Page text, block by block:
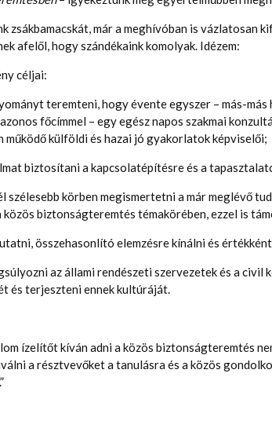
zsákbamacskát, már a meghívóban is vázlatosan
afelől, hogy szándékaink komolyak. Idézem:
céljai:
teremteni, hogy évente egyszer – más-más
főcímmel – egy egész napos szakmai
működő külföldi és hazai jó gyakorlatok képviselői;
biztosítani a kapcsolatépítésre és a
szélesebb körben megismertetni a már meglévő
közös biztonságteremtés témakörében, ezzel is
összehasonlító elemzésre kínálni és
az állami rendészeti szervezetek és a civil
és terjeszteni ennek kultúráját.
ízelítőt kíván adni a közös biztonságteremtés
a résztvevőket a tanulásra és a közös